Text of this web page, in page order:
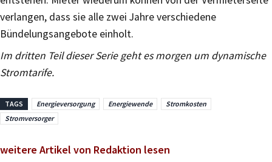
verlangen, dass sie alle zwei Jahre verschiedene
Bündelungsangebote einholt.
Im dritten Teil dieser Serie geht es morgen um dynamische
Stromtarife.
TAGS Energieversorgung Energiewende
Stromkosten
Stromversorger
weitere Artikel von Redaktion lesen